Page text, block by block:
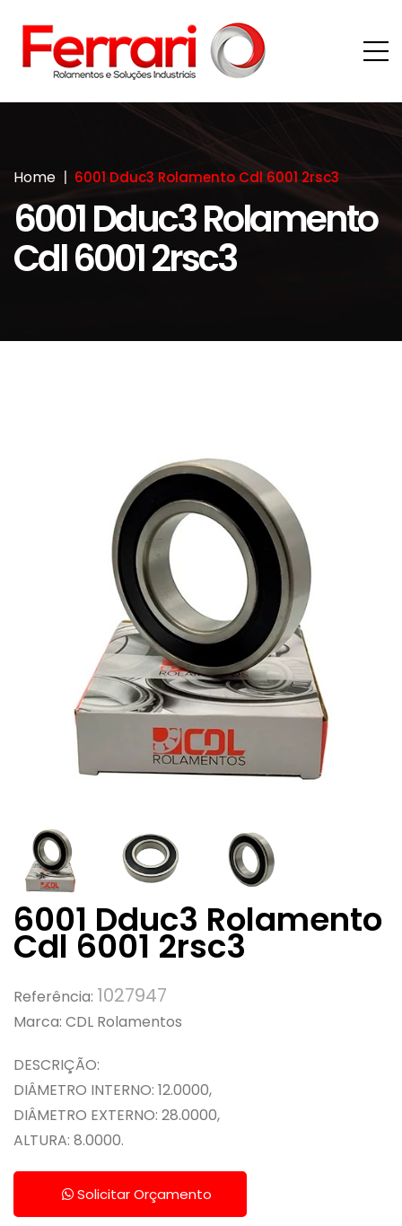
Home 6001 Dduc3 Rolamento Cdl 6001 2rsc3
6001 Dduc3 Rolamento
Cdl 6001 2rsc3
6001 Dduc3 Rolamento
Cdl 6001 2rsc3
Referência: 1027947
Marca: CDL Rolamentos
DESCRIÇÃO:
DIÂMETRO INTERNO: 12.0000,
DIÂMETRO EXTERNO: 28.0000,
ALTURA: 8.0000.
Solicitar Orçamento